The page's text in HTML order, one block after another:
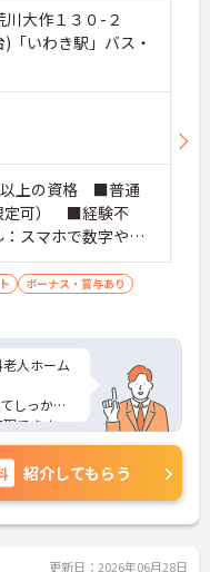
川大作１３０-２
「いわき駅」バス・
以上の資格 ■普通
定可） ■経験不
スマホで数字や文
なし ■ブランク可
ボーナス・賞与あり
人ホーム
しっかり
できま
ら経験を積
せくださ
紹介してもらう
更新日：2026年06月28日